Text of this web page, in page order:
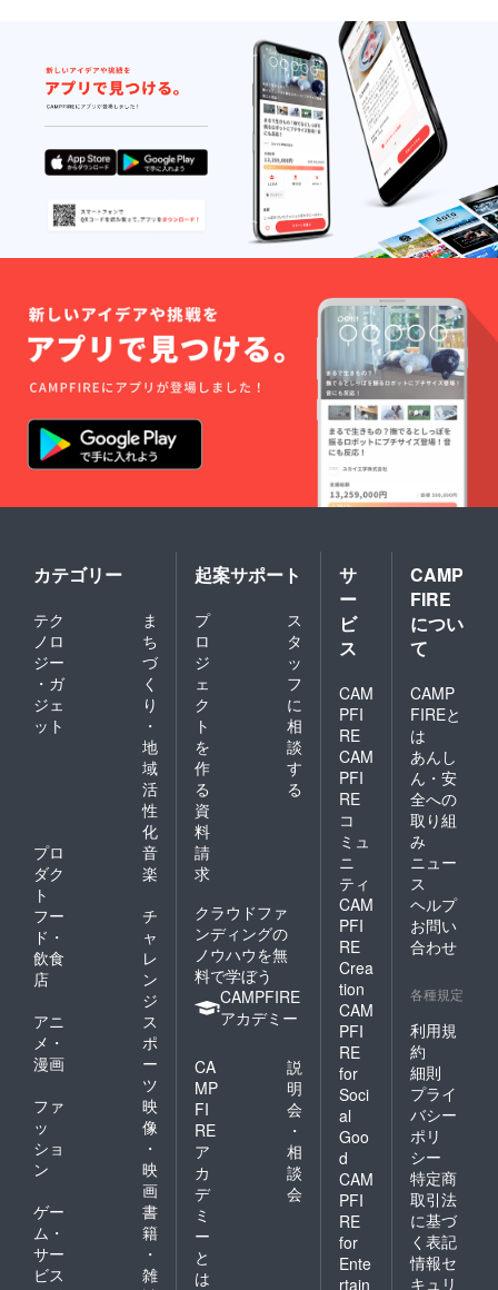
カテゴリー
テク
ノロ
ジー
・ガ
ジェ
ット
ま
ち
づ
く
り
・
地
域
活
性
化
プロ
ダク
ト
音
楽
フー
ド・
飲食
店
チ
ャ
レ
ン
ジ
アニ
メ・
漫画
ス
ポ
ー
ツ
ファ
ッ
ショ
ン
映
像
・
映
画
ゲー
ム・
サー
ビス
書
籍
・
雑
起案サポート
プ
ロ
ジ
ェ
ク
ト
を
作
る
ス
タ
ッ
フ
に
相
談
す
る
資
料
請
求
クラウドファ
ンディングの
ノウハウを無
料で学ぼう
CAMPFIRE
アカデミー
CA
MP
FI
RE
ア
カ
デ
ミ
ー
と
は
説
明
会
・
相
談
会
サ
ー
ビ
ス
CAM
PFI
RE
CAM
PFI
RE
コ
ミュ
ニ
ティ
CAM
PFI
RE
Crea
tion
CAM
PFI
RE
for
Soci
al
Goo
d
CAM
PFI
RE
for
Ente
rtain
CAMP
FIRE
につい
て
CAMP
FIREと
は
あんし
ん・安
全への
取り組
み
ニュー
ス
ヘルプ
お問い
合わせ
各種規定
利用規
約
細則
プライ
バシー
ポリ
シー
特定商
取引法
に基づ
く表記
情報セ
キュリ